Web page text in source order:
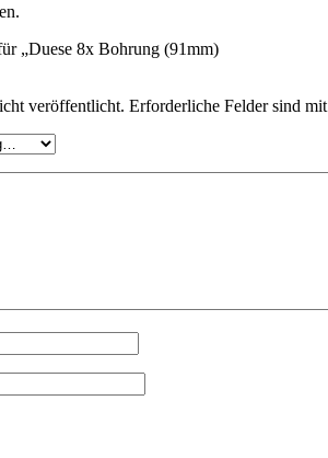
„Duese 8x Bohrung (91mm)
veröffentlicht. Erforderliche Felder sind mit